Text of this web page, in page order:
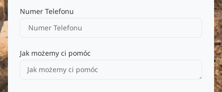
Numer Telefonu
Jak możemy ci pomóc